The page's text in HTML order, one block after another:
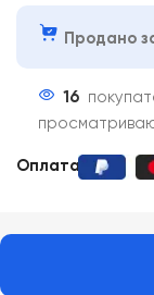
Продано
16
Оплата: